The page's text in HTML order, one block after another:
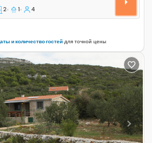
2 1 4
и количество гостейдля точной цены
Next